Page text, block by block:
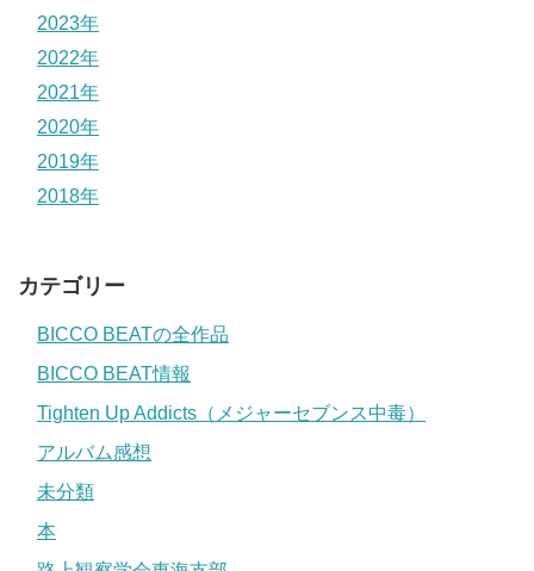
2023年
2022年
2021年
2020年
2019年
2018年
カテゴリー
BICCO BEATの全作品
BICCO BEAT情報
Tighten Up Addicts（メジャーセブンス中毒）
アルバム感想
未分類
本